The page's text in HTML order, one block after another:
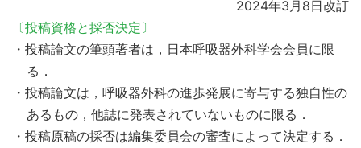
2024年3月8日改訂
〔投稿資格と採否決定〕
・投稿論文の筆頭著者は，日本呼吸器外科学会会員に限
る．
・投稿論文は，呼吸器外科の進歩発展に寄与する独自性の
あるもの，他誌に発表されていないものに限る．
・投稿原稿の採否は編集委員会の審査によって決定する．